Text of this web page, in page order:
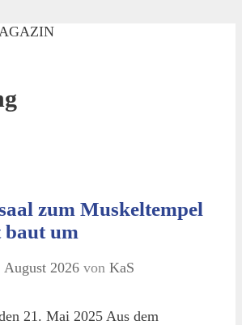
zum Muskeltempel
baut um
August 2026 von KaS
21. Mai 2025 Aus dem